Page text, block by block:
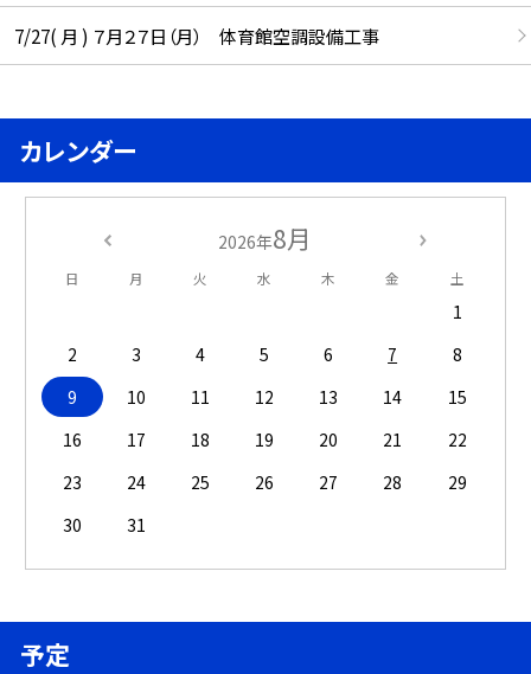
7/27( 月 ) ７月２７日（月） 体育館空調設備工事
カレンダー
2026年8月
日 月 火 水 木 金 土
1
2
3 4 5 6 7
8
9
10 11 12 13 14
15
16
17 18 19 20 21
22
23
24 25 26 27 28
29
30
31
予定